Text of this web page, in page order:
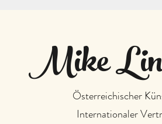
MikeÖsterreichischer
Internationaler